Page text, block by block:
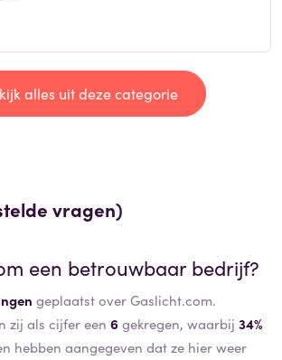
alles uit deze categorie
vragen)
een betrouwbaar bedrijf?
geplaatst over Gaslicht.com.
zij als cijfer een 6gekregen, waarbij 34%
hebben aangegeven dat ze hier weer